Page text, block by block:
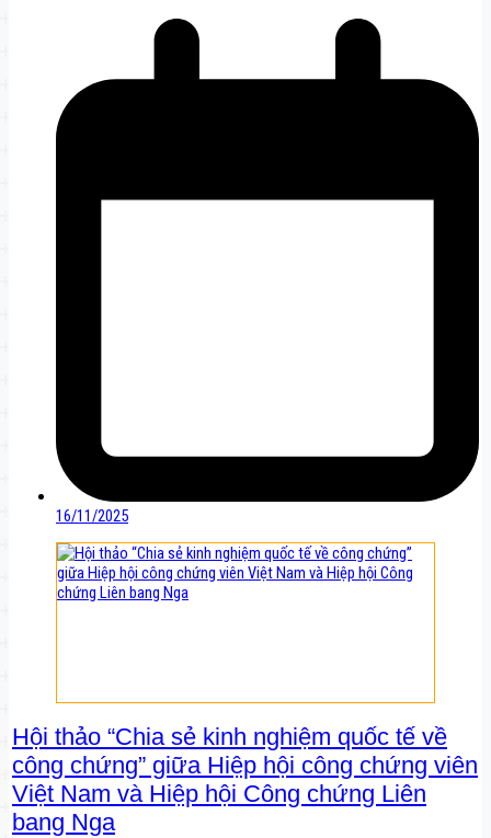
16/11/2025
Hội thảo “Chia sẻ kinh nghiệm quốc tế về
công chứng” giữa Hiệp hội công chứng viên
Việt Nam và Hiệp hội Công chứng Liên
bang Nga